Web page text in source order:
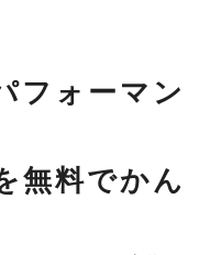
フォーマン
無料でかん